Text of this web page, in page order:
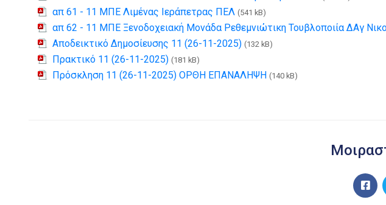
απ 61 - 11 ΜΠΕ Λιμένας Ιεράπετρας ΠΕΛ (541 kB)
απ 62 - 11 ΜΠΕ Ξενοδοχειακή Μονάδα Ρεθεμνιώτικη Τουβλοποιία ΔΑγ
Αποδεικτικό Δημοσίευσης 11 (26-11-2025) (132 kB)
Πρακτικό 11 (26-11-2025) (181 kB)
Πρόσκληση 11 (26-11-2025) ΟΡΘΗ ΕΠΑΝΑΛΗΨΗ (140 kB)